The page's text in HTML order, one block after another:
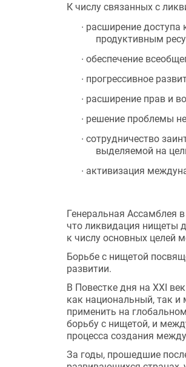
К числу связанных с
∙ расширение доступа
продуктивным
∙ обеспечение
∙ прогрессивное
∙ расширение прав и
∙ решение проблемы
∙ сотрудничество
выделяемой на
∙ активизация
Генеральная Ассамблея
что ликвидация нищеты
к числу основных целей
Борьбе с нищетой
развитии.
В Повестке дня на XXI
как национальный, так
применить на
борьбу с нищетой, и
процесса создания
За годы, прошедшие